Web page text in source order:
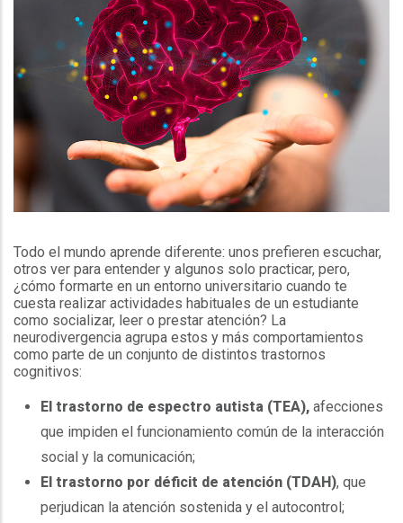
Todo el mundo aprende diferente: unos prefieren escuchar,
otros ver para entender y algunos solo practicar, pero,
¿cómo formarte en un entorno universitario cuando te
cuesta realizar actividades habituales de un estudiante
como socializar, leer o prestar atención? La
neurodivergencia agrupa estos y más comportamientos
como parte de un conjunto de distintos trastornos
cognitivos:
El trastorno de espectro autista (TEA), afecciones
que impiden el funcionamiento común de la interacción
social y la comunicación;
El trastorno por déficit de atención (TDAH), que
perjudican la atención sostenida y el autocontrol;